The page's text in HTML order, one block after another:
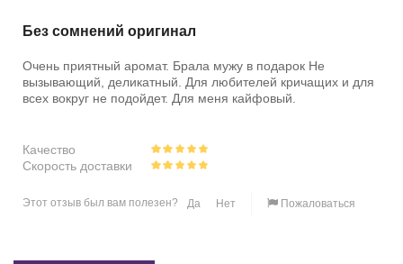
Без сомнений оригинал
Очень приятный аромат. Брала мужу в подарок Не
вызывающий, деликатный. Для любителей кричащих и для
всех вокруг не подойдет. Для меня кайфовый.
Качество
Скорость доставки
Этот отзыв был вам полезен? Да Нет Пожаловаться